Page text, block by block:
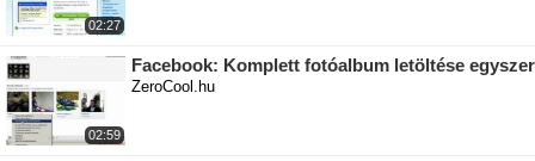
02:27
02:59
Facebook: Komplett fotóalbum letöltése
ZeroCool.hu